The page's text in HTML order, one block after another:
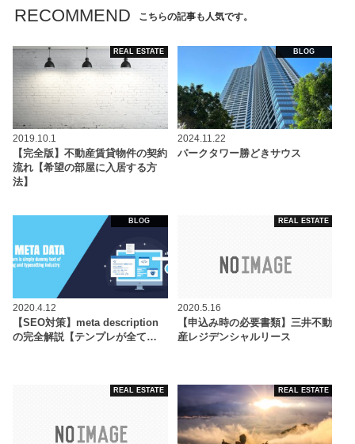
RECOMMEND こちらの記事も人気です。
REAL ESTATE
2019.10.1
【完全版】不動産賃貸物件の契約
流れ【希望の部屋に入居する方
法】
BLOG
2024.11.22
パークタワー勝どきサウス
BLOG
2020.4.12
【SEO対策】meta description
の完全解説【テンプレが全て…
REAL ESTATE
2020.5.16
【申込み時の必要書類】三井不動
産レジデンシャルリース
REAL ESTATE REAL ESTATE